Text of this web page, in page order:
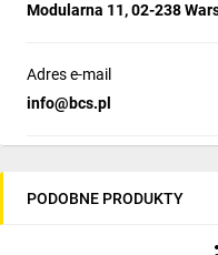
Modularna 11, 02-238
Adres e-mail
info@bcs.pl
PODOBNE PRODUKTY